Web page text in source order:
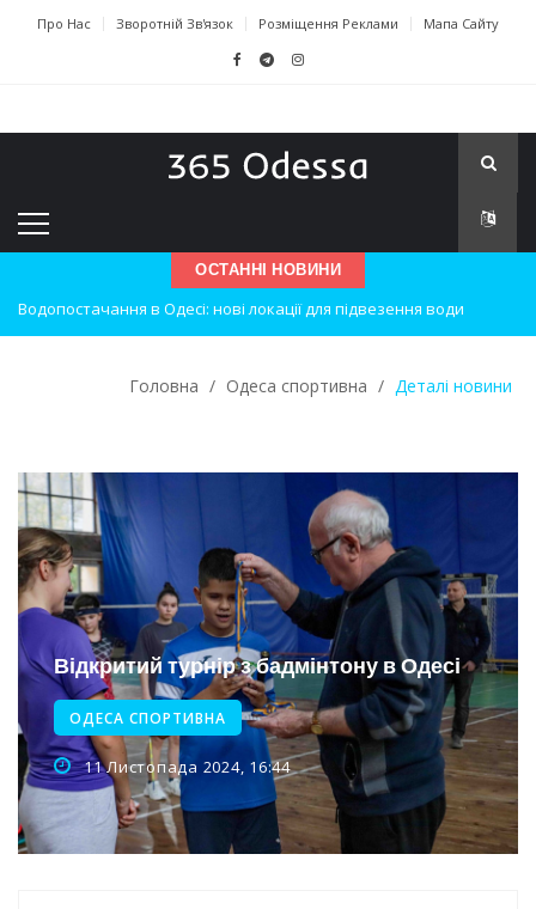
Про Нас Зворотній Зв'язок Розміщення Реклами Мапа Сайту
ОСТАННІ НОВИНИ
Нічна атака на Одесу: наслідки вибухів
Новини з Зимової школи інсульту в Швейцарії
Інтеграція ветеранів в українське суспільство
Нічна атака на Одесу: наслідки обстрілу
Енергетична підтримка для Одеси
Водопостачання в Одесі: нові локації для підвезення води
Головна / Одеса спортивна / Деталі новини
Відкритий турнір з бадмінтону в Одесі
ОДЕСА СПОРТИВНА
11 Листопада 2024, 16:44